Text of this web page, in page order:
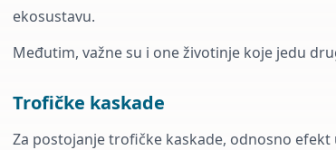
ekosustavu.
Međutim, važne su i one životinje koje jedu
Trofičke kaskade
Za postojanje trofičke kaskade, odnosno